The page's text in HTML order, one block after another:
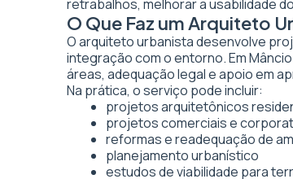
retrabalhos, melhorar a usabilidade
O Que Faz um Arquiteto
O arquiteto urbanista desenvolve
integração com o entorno. Em
áreas, adequação legal e apoio em
Na prática, o serviço pode incluir:
projetos arquitetônicos
projetos comerciais e
reformas e readequação de
planejamento urbanístico
estudos de viabilidade para